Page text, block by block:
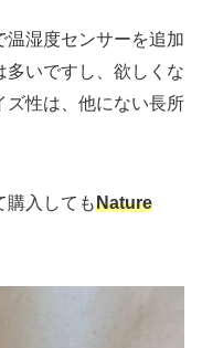
温湿度センサーを追加
いですし、 欲しくな
ズ性は、他にない長所
購入してもNature